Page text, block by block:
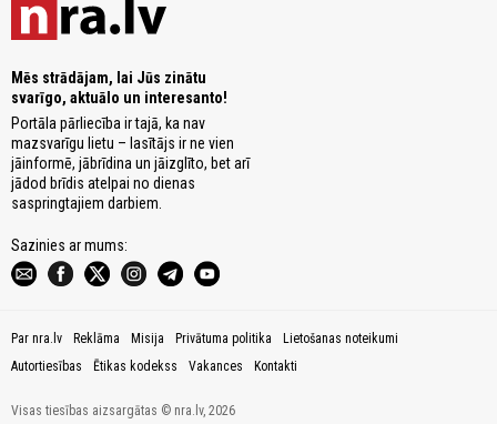
Mēs strādājam, lai Jūs zinātu
svarīgo, aktuālo un interesanto!
Portāla pārliecība ir tajā, ka nav
mazsvarīgu lietu – lasītājs ir ne vien
jāinformē, jābrīdina un jāizglīto, bet arī
jādod brīdis atelpai no dienas
saspringtajiem darbiem.
Sazinies ar mums:
Par nra.lv Reklāma Misija Privātuma politika
Lietošanas noteikumi
Autortiesības
Ētikas kodekss Vakances Kontakti
Visas tiesības aizsargātas © nra.lv, 2026